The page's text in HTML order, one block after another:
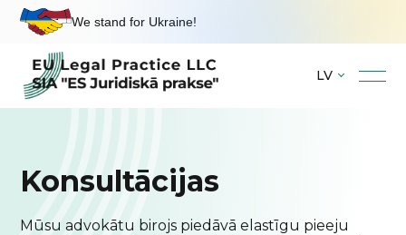
We stand for Ukraine!
LV
Konsultācijas
Mūsu advokātu birojs piedāvā elastīgu pieeju